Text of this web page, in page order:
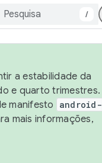
/
a estabilidade da
e quarto trimestres.
manifesto
android-
mais informações,